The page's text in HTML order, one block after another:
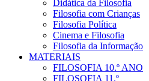
Didática da Filosofia
Filosofia com Crianças
Filosofia Política
Cinema e Filosofia
Filosofia da Informação
MATERIAIS
FILOSOFIA 10.º ANO
FILOSOFIA 11.º